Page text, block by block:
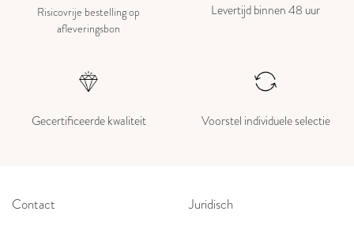
Risicovrije bestelling op
afleveringsbon
Levertijd binnen 48 uur
Gecertificeerde kwaliteit Voorstel individuele selectie
Contact Juridisch